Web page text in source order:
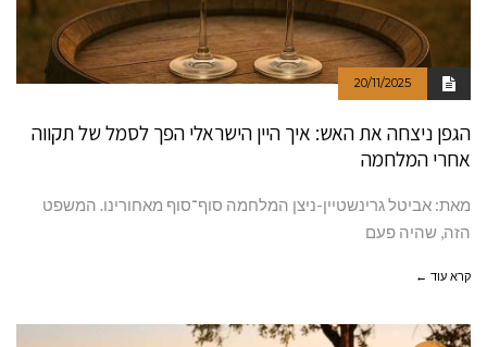
20/11/2025
הגפן ניצחה את האש: איך היין הישראלי הפך לסמל של תקווה
אחרי המלחמה
מאת: אביטל גרינשטיין-ניצן המלחמה סוף־סוף מאחורינו. המשפט
הזה, שהיה פעם
קרא עוד ←